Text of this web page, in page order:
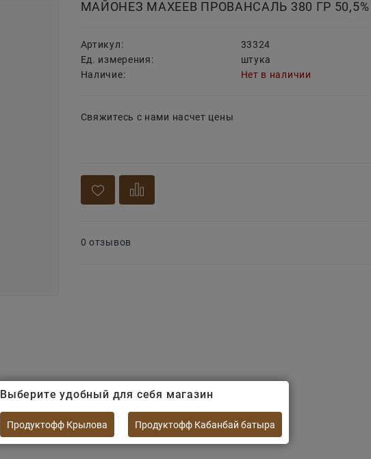
МАЙОНЕЗ МАХЕЕВ ПРОВАНСАЛЬ 380 ГР 50,5%
Артикул:
33324
Ед. измерения:
штука
Наличие:
Нет в наличии
Свяжитесь с нами насчет цены
0 отзывов
Выберите удобный для себя магазин
Продуктофф Крылова Продуктофф Кабанбай батыра